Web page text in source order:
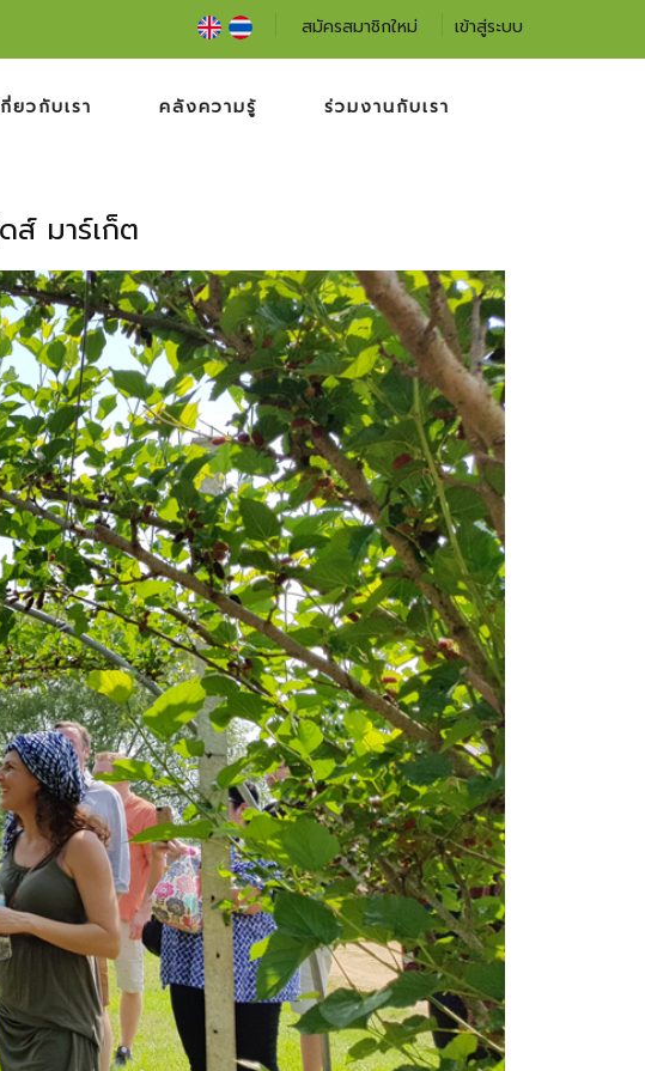
สมัครสมาชิกใหม่ เข้าสู่ระบบ
ยวกับเรา คลังความรู้ ร่วมงานกับเรา
ส์ มาร์เก็ต